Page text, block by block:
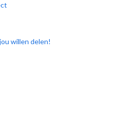
willen delen!